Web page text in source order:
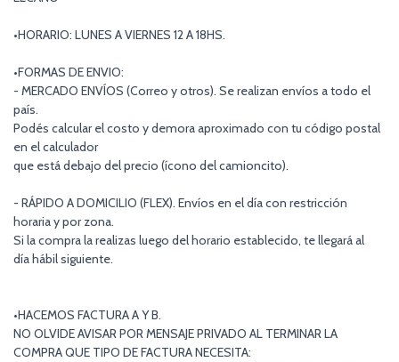
•HORARIO: LUNES A VIERNES 12 A 18HS.
•FORMAS DE ENVIO:
- MERCADO ENVÍOS (Correo y otros). Se realizan envíos a todo el
país.
Podés calcular el costo y demora aproximado con tu código postal
en el calculador
que está debajo del precio (ícono del camioncito).
- RÁPIDO A DOMICILIO (FLEX). Envíos en el día con restricción
horaria y por zona.
Si la compra la realizas luego del horario establecido, te llegará al
día hábil siguiente.
•HACEMOS FACTURA A Y B.
NO OLVIDE AVISAR POR MENSAJE PRIVADO AL TERMINAR LA
COMPRA QUE TIPO DE FACTURA NECESITA: